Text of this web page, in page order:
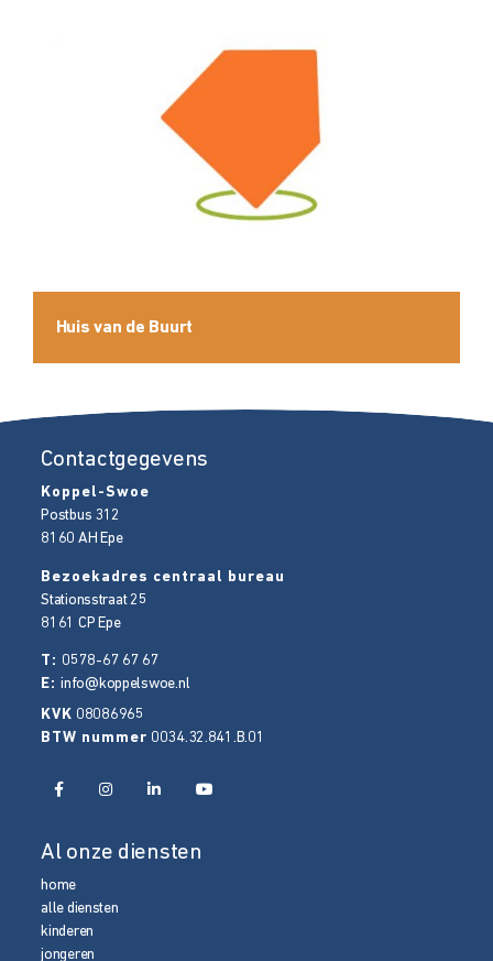
Huis van de Buurt
Contactgegevens
Koppel-Swoe
Postbus 312
8160 AH Epe
Bezoekadres centraal bureau
Stationsstraat 25
8161 CP Epe
T: 0578-67 67 67
E:info@koppelswoe.nl
KVK 08086965
BTW nummer 0034.32.841.B.01
Al onze diensten
home
alle diensten
kinderen
jongeren